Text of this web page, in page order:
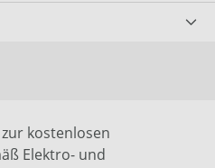
kostenlosen
Elektro- und